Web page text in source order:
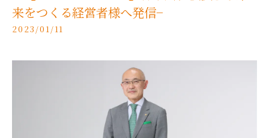
来をつくる経営者様へ発信−
2023/01/11